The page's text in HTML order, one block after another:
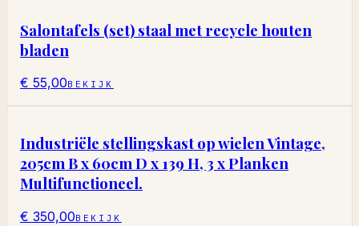
Salontafels (set) staal met recycle houten
bladen
€ 55,00BEKIJK
Industriële stellingskast op wielen Vintage,
205cm B x 60cm D x 139 H, 3 x Planken
Multifunctioneel.
€ 350,00BEKIJK